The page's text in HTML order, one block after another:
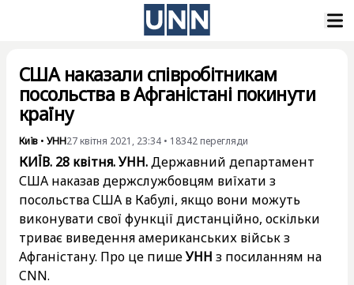
США наказали співробітникам
посольства в Афганістані покинути
країну
Київ • УНН27 квітня 2021, 23:34 • 18342 перегляди
КИЇВ. 28 квітня. УНН.Державний департамент
США наказав держслужбовцям виїхати з
посольства США в Кабулі, якщо вони можуть
виконувати свої функції дистанційно, оскільки
триває виведення американських військ з
Афганістану. Про це пишеУНН з посиланням на
CNN.